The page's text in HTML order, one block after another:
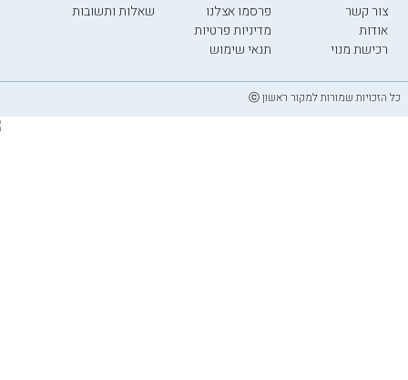
צור קשר
אודות
רכישת מנוי
פרסמו אצלנו
מדיניות פרטיות
תנאי שימוש
שאלות ותשובות
כל הזכויות שמורות למקור ראשון ⓒ